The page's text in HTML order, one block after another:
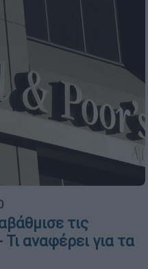
τις
αναφέρει για τα